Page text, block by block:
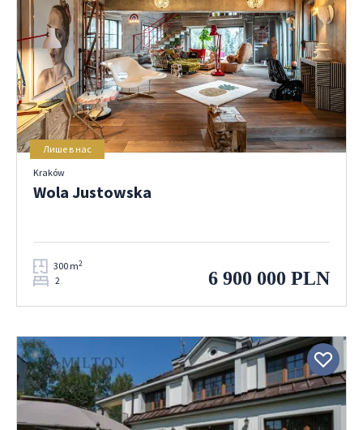
Лише в нас
Kraków
Wola Justowska
300 m2
2 6 900 000 PLN